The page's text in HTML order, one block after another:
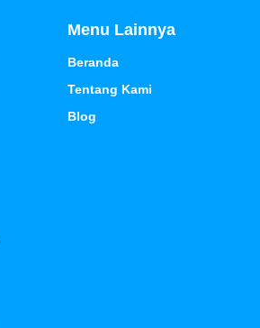
Menu Lainnya
Beranda
Tentang Kami
Blog